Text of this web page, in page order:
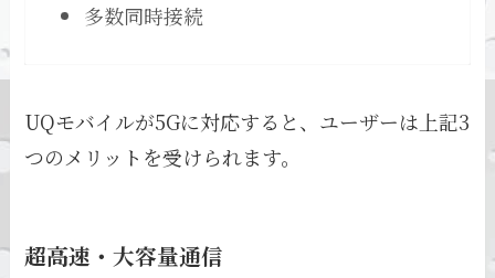
多数同時接続
UQモバイルが5Gに対応すると、ユーザーは上記3
つのメリットを受けられます。
超高速・大容量通信